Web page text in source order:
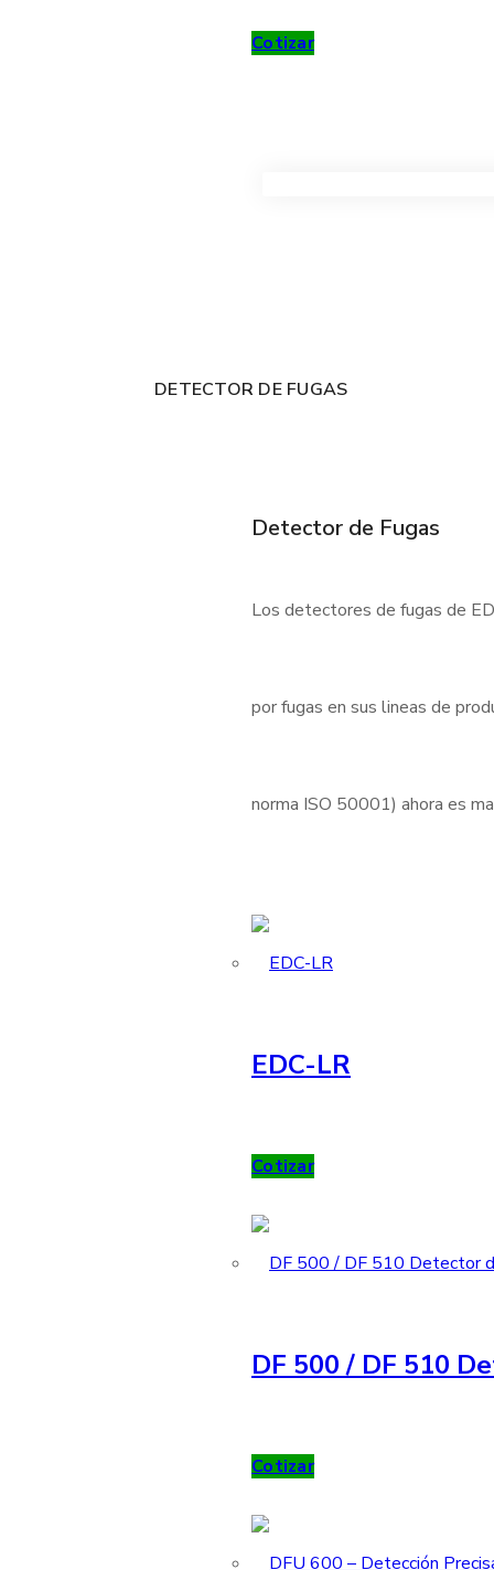
Cotizar
DETECTOR DE FUGAS
Detector de Fugas
Los detectores de fugas de
por fugas en sus lineas de
norma ISO 50001) ahora es
EDC-LR
Cotizar
DF 500 / DF 510
Cotizar